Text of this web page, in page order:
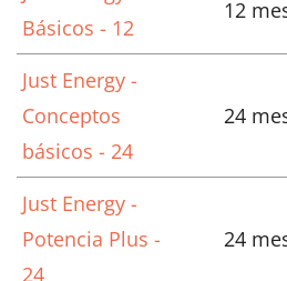
Básicos - 12
12
Just Energy -
Conceptos
básicos - 24
24
Just Energy -
Potencia Plus -
24
24